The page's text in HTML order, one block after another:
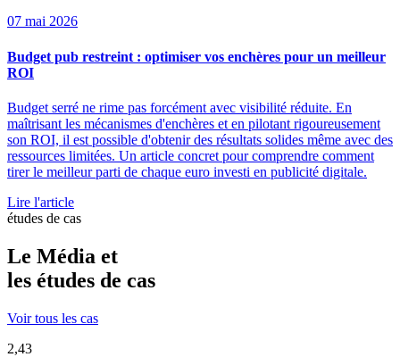
07 mai 2026
Budget pub restreint : optimiser vos enchères pour un meilleur
ROI
Budget serré ne rime pas forcément avec visibilité réduite. En
maîtrisant les mécanismes d'enchères et en pilotant rigoureusement
son ROI, il est possible d'obtenir des résultats solides même avec des
ressources limitées. Un article concret pour comprendre comment
tirer le meilleur parti de chaque euro investi en publicité digitale.
Lire l'article
études de cas
Le Média et
les études de cas
Voir tous les cas
2,43